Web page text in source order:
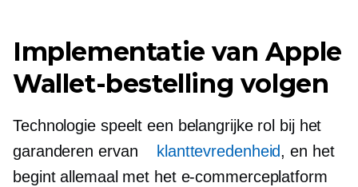
Implementatie van Apple
Wallet-bestelling volgen
Technologie speelt een belangrijke rol bij het
garanderen ervan
klanttevredenheid, en het
begint allemaal met het e-commerceplatform